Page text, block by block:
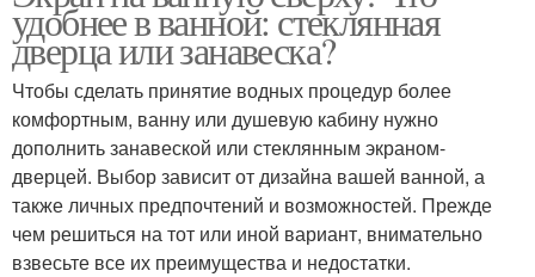
удобнее в ванной: стеклянная
дверца или занавеска?
Чтобы сделать принятие водных процедур более
комфортным, ванну или душевую кабину нужно
дополнить занавеской или стеклянным экраном-
дверцей. Выбор зависит от дизайна вашей ванной, а
также личных предпочтений и возможностей. Прежде
чем решиться на тот или иной вариант, внимательно
взвесьте все их преимущества и недостатки.